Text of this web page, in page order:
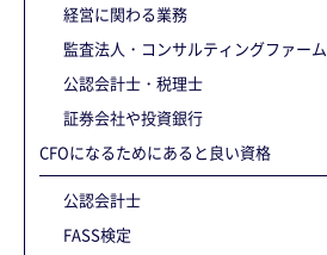
経営に関わる業務
監査法人・コンサルティングファーム
公認会計士・税理士
証券会社や投資銀行
CFOになるためにあると良い資格
公認会計士
FASS検定